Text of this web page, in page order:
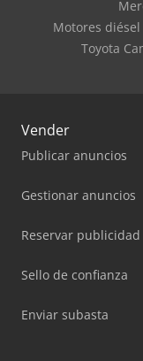
Motores
Toyota
Vender
Publicar anuncios
Gestionar anuncios
Reservar publicidad
Sello de confianza
Enviar subasta